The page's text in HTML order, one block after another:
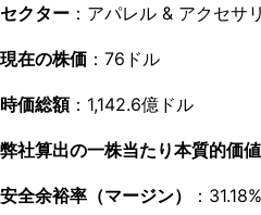
セクター ：アパレル & アクセサ
現在の株価 ：76ドル
時価総額：1,142.6億ドル
弊社算出の一株当たり本質的価値
安全余裕率（マージン） ：31.18%